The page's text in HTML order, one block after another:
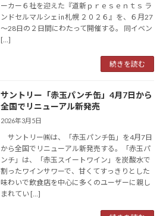
ーカー６社を迎えた『道新ｐｒｅｓｅｎｔｓ ラ
ンドセルマルシェ㏌札幌 ２０２６』を、６月27
～28日の２日間にわたって開催する。 同イベン
[…]
続きを読む
サントリー「赤玉パンチ缶」4月7日から
全国でリニューアル新発売
2026年3月5日
サントリー㈱は、「赤玉パンチ缶」を4月7日
から全国でリニューアル新発売する。「赤玉パ
ンチ」は、「赤玉スイートワイン」を炭酸水で
割ったワインサワーで、甘くてすっきりとした
味わいで飲食店を中心に多くのユーザーに親し
まれてい […]